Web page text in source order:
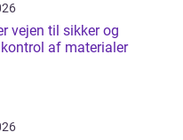
og
af materialer